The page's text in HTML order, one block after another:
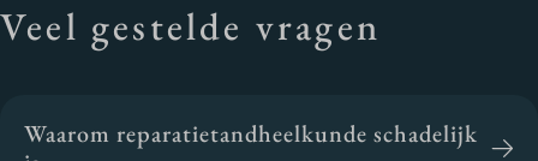
Veel gestelde vragen
Waarom reparatietandheelkunde schadelijk